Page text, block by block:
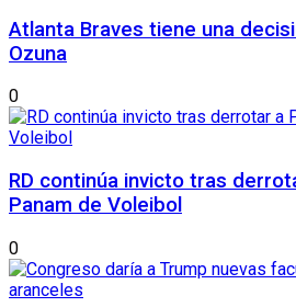
Atlanta Braves tiene una
Ozuna
0
RD continúa invicto tras
Panam de Voleibol
0